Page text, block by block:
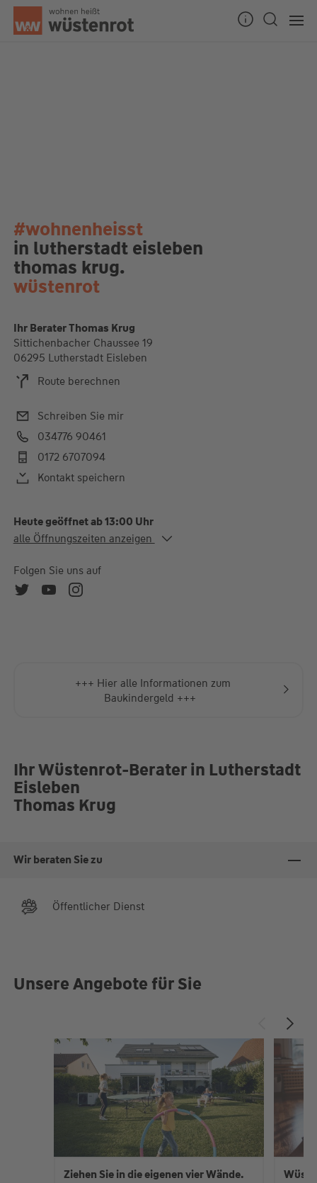
#wohnenheisst
in lutherstadt eisleben
thomas krug.
wüstenrot
Ihr Berater Thomas Krug
Sittichenbacher Chaussee 19
06295 Lutherstadt Eisleben
Route berechnen
Schreiben Sie mir
034776 90461
0172 6707094
Kontakt speichern
Heute geöffnet ab 13:00 Uhr
Alle Öffnungszeiten
alle Öffnungszeiten anzeigen
Folgen Sie uns auf
+++ Hier alle Informationen zum
Baukindergeld +++
Ihr Wüstenrot-Berater in Lutherstadt
Eisleben
Thomas Krug
Wir beraten Sie zu
Öffentlicher Dienst
Unsere Angebote für Sie
Ziehen Sie in die eigenen vier Wände.